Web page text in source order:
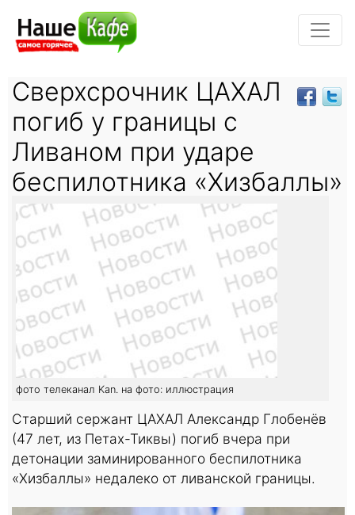
Сверхсрочник ЦАХАЛ
погиб у границы с
Ливаном при ударе
беспилотника «Хизбаллы»
фото телеканал Kan. на фото: иллюстрация
Старший сержант ЦАХАЛ Александр Глобенёв
(47 лет, из Петах-Тиквы) погиб вчера при
детонации заминированного беспилотника
«Хизбаллы» недалеко от ливанской границы.